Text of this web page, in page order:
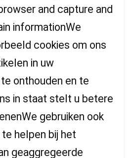
and capture and
informationWe
cookies om ons
in uw
onthouden en te
in staat stelt u betere
gebruiken ook
helpen bij het
geaggregeerde